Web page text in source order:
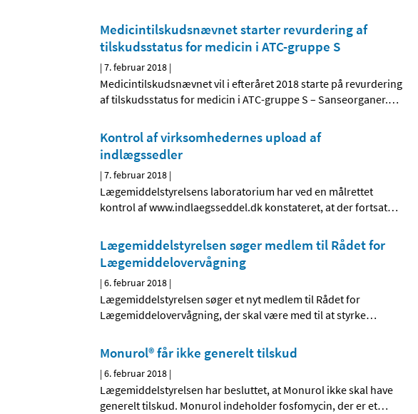
Medicintilskudsnævnet starter revurdering af
tilskudsstatus for medicin i ATC-gruppe S
|7. februar 2018 |
Medicintilskudsnævnet vil i efteråret 2018 starte på revurdering
af tilskudsstatus for medicin i ATC-gruppe S – Sanseorganer.…
Kontrol af virksomhedernes upload af
indlægssedler
|7. februar 2018 |
Lægemiddelstyrelsens laboratorium har ved en målrettet
kontrol af www.indlaegsseddel.dk konstateret, at der fortsat…
Lægemiddelstyrelsen søger medlem til Rådet for
Lægemiddelovervågning
|6. februar 2018 |
Lægemiddelstyrelsen søger et nyt medlem til Rådet for
Lægemiddelovervågning, der skal være med til at styrke…
Monurol® får ikke generelt tilskud
|6. februar 2018 |
Lægemiddelstyrelsen har besluttet, at Monurol ikke skal have
generelt tilskud. Monurol indeholder fosfomycin, der er et…